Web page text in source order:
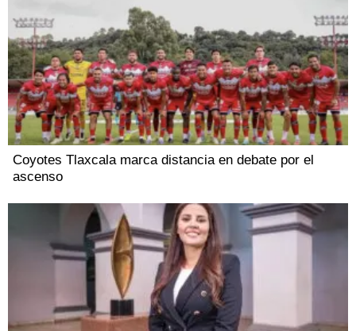
Coyotes Tlaxcala marca distancia en debate por el
ascenso